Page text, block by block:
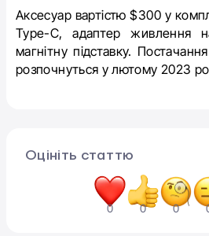
Аксесуар вартістю $300 у
Type-C, адаптер живлення
магнітну підставку.
розпочнуться у лютому 2023
Оцініть статтю
0 0 0